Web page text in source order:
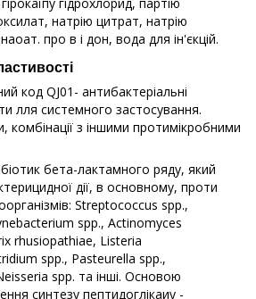
натрію цитрат, натрію
про в і дон, вода для ін'єкцій.
код QJ01- антибактеріальні
лля системного застосування.
комбінації з іншими протимікробними
бета-лактамного ряду, який
дії, в основному, проти
Streptococcus spp.,
spp., Actinomyces
rhusiopathiae, Listeria
spp., Pasteurella spp.,
spp. та інші. Основою
синтезу пептидоглікаиу -